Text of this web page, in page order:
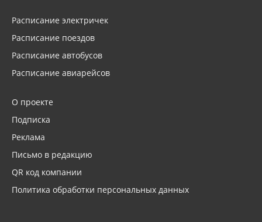
Расписание электричек
Расписание поездов
Расписание автобусов
Расписание авиарейсов
О проекте
Подписка
Реклама
Письмо в редакцию
QR код компании
Политика обработки персональных данных